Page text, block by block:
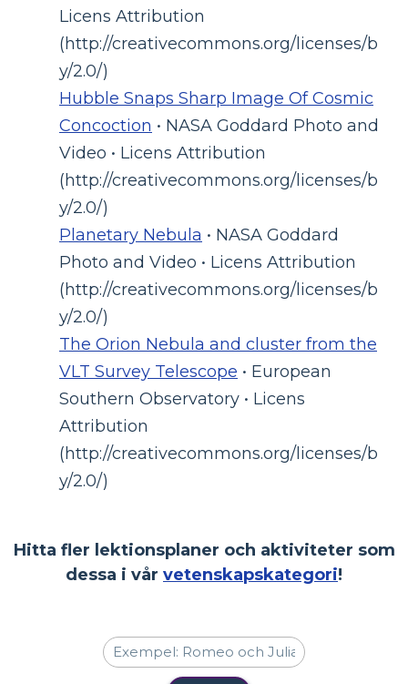
Licens Attribution
(http://creativecommons.org/licenses/b
y/2.0/)
Hubble Snaps Sharp Image Of Cosmic
Concoction • NASA Goddard Photo and
Video • Licens Attribution
(http://creativecommons.org/licenses/b
y/2.0/)
Planetary Nebula • NASA Goddard
Photo and Video • Licens Attribution
(http://creativecommons.org/licenses/b
y/2.0/)
The Orion Nebula and cluster from the
VLT Survey Telescope • European
Southern Observatory • Licens
Attribution
(http://creativecommons.org/licenses/b
y/2.0/)
Hitta fler lektionsplaner och aktiviteter som
dessa i vår vetenskapskategori!